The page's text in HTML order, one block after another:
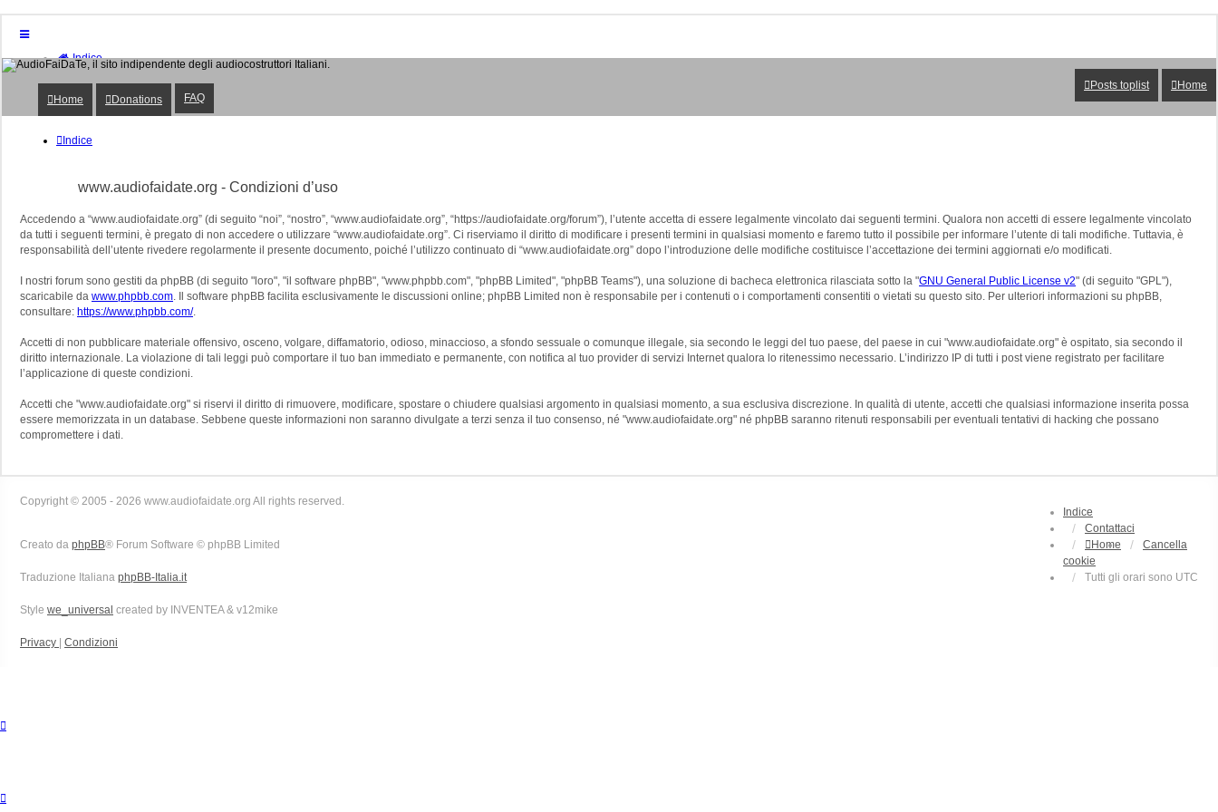
Indice
Home
FAQ
Posts toplist
Home
Posts toplist
Home
Home
Donations FAQ
Indice
www.audiofaidate.org - Condizioni d’uso
Accedendo a “www.audiofaidate.org” (di seguito “noi”, “nostro”, “www.audiofaidate.org”, “https://audiofaidate.org/forum”), l’utente accetta di essere legalmente vincolato dai seguenti termini. Qualora non accetti di essere legalmente vincolato
da tutti i seguenti termini, è pregato di non accedere o utilizzare “www.audiofaidate.org”. Ci riserviamo il diritto di modificare i presenti termini in qualsiasi momento e faremo tutto il possibile per informare l’utente di tali modifiche. Tuttavia, è
responsabilità dell’utente rivedere regolarmente il presente documento, poiché l’utilizzo continuato di “www.audiofaidate.org” dopo l’introduzione delle modifiche costituisce l’accettazione dei termini aggiornati e/o modificati.
I nostri forum sono gestiti da phpBB (di seguito "loro", "il software phpBB", "www.phpbb.com", "phpBB Limited", "phpBB Teams"), una soluzione di bacheca elettronica rilasciata sotto la "GNU General Public License v2" (di seguito "GPL"),
scaricabile da www.phpbb.com. Il software phpBB facilita esclusivamente le discussioni online; phpBB Limited non è responsabile per i contenuti o i comportamenti consentiti o vietati su questo sito. Per ulteriori informazioni su phpBB,
consultare: https://www.phpbb.com/.
Accetti di non pubblicare materiale offensivo, osceno, volgare, diffamatorio, odioso, minaccioso, a sfondo sessuale o comunque illegale, sia secondo le leggi del tuo paese, del paese in cui "www.audiofaidate.org" è ospitato, sia secondo il
diritto internazionale. La violazione di tali leggi può comportare il tuo ban immediato e permanente, con notifica al tuo provider di servizi Internet qualora lo ritenessimo necessario. L’indirizzo IP di tutti i post viene registrato per facilitare
l’applicazione di queste condizioni.
Accetti che "www.audiofaidate.org" si riservi il diritto di rimuovere, modificare, spostare o chiudere qualsiasi argomento in qualsiasi momento, a sua esclusiva discrezione. In qualità di utente, accetti che qualsiasi informazione inserita possa
essere memorizzata in un database. Sebbene queste informazioni non saranno divulgate a terzi senza il tuo consenso, né "www.audiofaidate.org" né phpBB saranno ritenuti responsabili per eventuali tentativi di hacking che possano
compromettere i dati.
Indice
Contattaci
Home
Cancella
cookie
Tutti gli orari sono UTC
Copyright © 2005 - 2026 www.audiofaidate.org All rights reserved.
Creato da phpBB® Forum Software © phpBB Limited
Traduzione Italiana phpBB-Italia.it
Style we_universal created by INVENTEA & v12mike
Privacy | Condizioni